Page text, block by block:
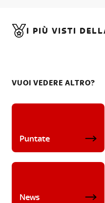
I PIÙ VISTI
VUOI VEDERE ALTRO?
Puntate
News